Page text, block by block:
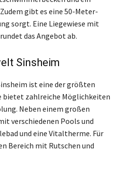
gibt es eine 50-Meter-
sorgt. Eine Liegewiese mit
das Angebot ab.
Sinsheim
ist eine der größten
bietet zahlreiche Möglichkeiten
Neben einem großen
verschiedenen Pools und
und eine Vitaltherme. Für
Bereich mit Rutschen und